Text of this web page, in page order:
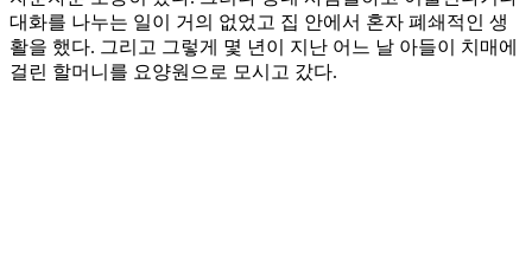
대화를 나누는 일이 거의 없었고 집 안에서 혼자 폐쇄적인 생
활을 했다. 그리고 그렇게 몇 년이 지난 어느 날 아들이 치매에
걸린 할머니를 요양원으로 모시고 갔다.